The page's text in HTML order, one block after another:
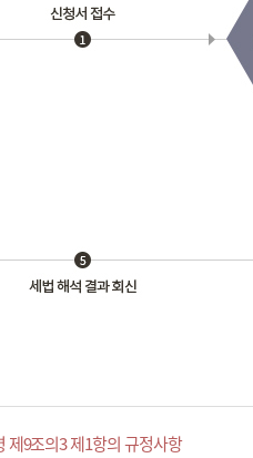
제9조의3 제1항의 규정사항